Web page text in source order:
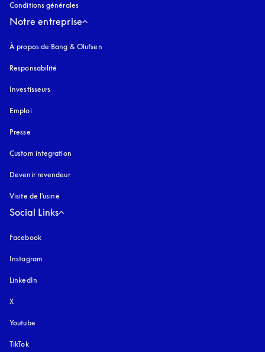
Conditions générales
Notre entreprise
À propos de Bang & Olufsen
Responsabilité
Investisseurs
Emploi
Presse
Custom integration
Devenir revendeur
Visite de l'usine
Social Links
Facebook
Instagram
LinkedIn
X
Youtube
TikTok